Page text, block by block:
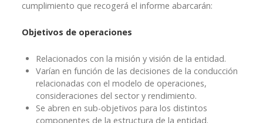
cumplimiento que recogerá el informe abarcarán:
Objetivos de operaciones
Relacionados con la misión y visión de la entidad.
Varían en función de las decisiones de la conducción
relacionadas con el modelo de operaciones,
consideraciones del sector y rendimiento.
Se abren en sub-objetivos para los distintos
componentes de la estructura de la entidad.